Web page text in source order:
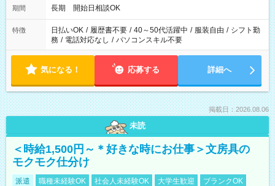
期間 長期 開始日相談OK
特徴 日払いOK / 履歴書不要 / 40～50代活躍中 / 服装自由 / シフト勤
務 / 電話対応なし / パソコンスキル不要
気になる！ 応募する 詳細へ
掲載日：2026.08.06
未読
＜時給1,500円～＊好きな時にお仕事＞文房具の
モクモク仕分け
派遣 職種未経験OK 社会人未経験OK 大学生歓迎
ブランクOK